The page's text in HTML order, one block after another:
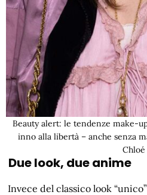
Beauty alert: le tendenze make-
inno alla libertà – anche senza
Chloé
Due look, due anime
Invece del classico look